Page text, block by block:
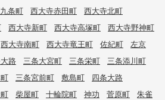
条町 西大寺赤田町
西大寺北町
西大寺新町 西大寺高塚町
西大寺野神町
西大寺南町 西大寺竜王町 佐紀町
左京
路 三条大宮町 三条栄町
三条添川町
三条宮前町 敷島町
四条大路
柴屋町 十輪院町 神功 菅原町
朱雀